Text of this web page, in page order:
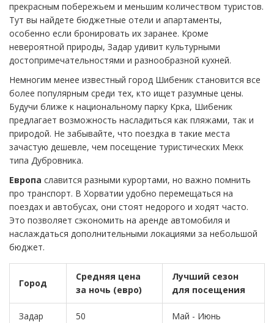
прекрасным побережьем и меньшим количеством туристов.
Тут вы найдете бюджетные отели и апартаменты,
особенно если бронировать их заранее. Кроме
невероятной природы, Задар удивит культурными
достопримечательностями и разнообразной кухней.
Немногим менее известный город Шибеник становится все
более популярным среди тех, кто ищет разумные цены.
Будучи ближе к национальному парку Крка, Шибеник
предлагает возможность насладиться как пляжами, так и
природой. Не забывайте, что поездка в такие места
зачастую дешевле, чем посещение туристических Мекк
типа Дубровника.
Европа славится разными курортами, но важно помнить
про транспорт. В Хорватии удобно перемещаться на
поездах и автобусах, они стоят недорого и ходят часто.
Это позволяет сэкономить на аренде автомобиля и
наслаждаться дополнительными локациями за небольшой
бюджет.
Город
Средняя цена
за ночь (евро)
Лучший сезон
для посещения
Задар 50 Май - Июнь